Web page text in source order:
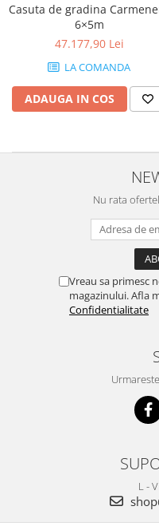
Casuta de gradina
6×5m
47.177,90 Lei
LA COMANDA
ADAUGA IN COS
Nu rata
Vreau sa primesc
magazinului. Afla
Confidentialitate
L -